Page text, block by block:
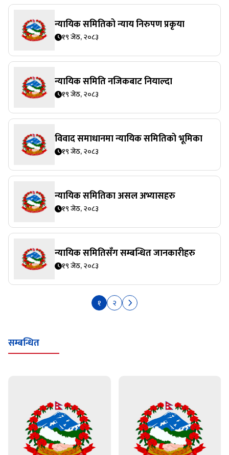
न्यायिक समितिको न्याय निरुपण प्रकृया
१९ जेठ, २०८३
न्यायिक समिति नजिकबाट नियाल्दा
१९ जेठ, २०८३
विवाद समाधानमा न्यायिक समितिको भूमिका
१९ जेठ, २०८३
न्यायिक समितिका असल अभ्यासहरु
१९ जेठ, २०८३
न्यायिक समितिसँग सम्बन्धित जानकारीहरु
१९ जेठ, २०८३
१ २
सम्बन्धित